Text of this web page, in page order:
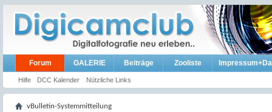
Forum
Hilfe DCC Kalender Nützliche Links
GALERIE Beiträge Zooliste
vBulletin-Systemmitteilung